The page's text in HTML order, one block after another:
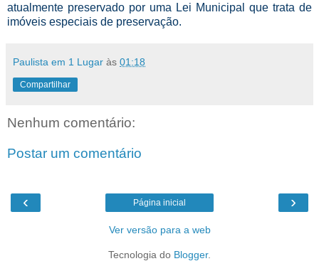
atualmente preservado por uma Lei Municipal que trata de
imóveis especiais de preservação.
Paulista em 1 Lugar às 01:18
Compartilhar
Nenhum comentário:
Postar um comentário
‹ ›
Página inicial
Ver versão para a web
Tecnologia do Blogger.